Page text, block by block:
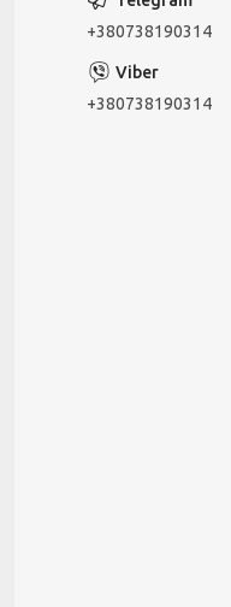
+380738190314
+380738190314